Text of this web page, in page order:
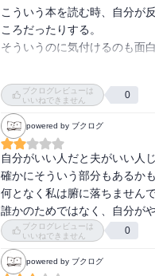
こういう本を読む時、自分が
ころだったりする。
そういうのに気付けるのも面白
他人の気持ちは知り得ないも
不快なものから遠ざかる。
少しでも相手の気持ちを想像
相手に何かをしてあげるので
ブクログレビューは
いいねできません
0
powered by ブクログ
自分がいい人だと夫がいい人
確かにそういう部分もあるか
何となく私は腑に落ちませんで
誰かのためではなく、自分が
ブクログレビューは
いいねできません
0
powered by ブクログ